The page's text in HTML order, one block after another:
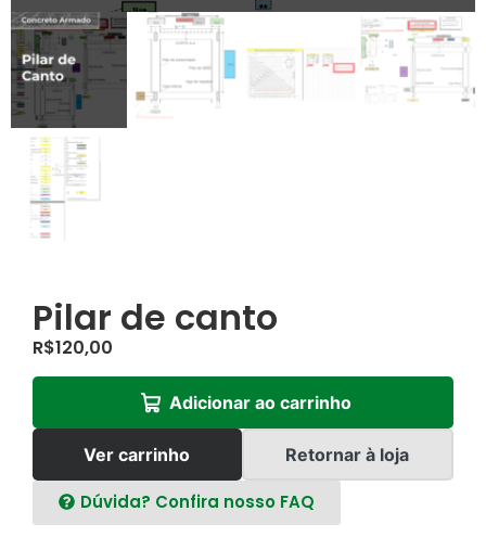
Pilar de canto
R$120,00
Adicionar ao carrinho
Ver carrinho Retornar à loja
Dúvida? Confira nosso FAQ